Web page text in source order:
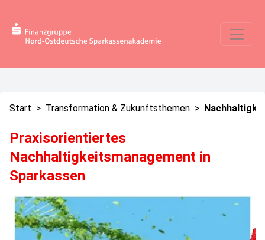
Start > Transformation & Zukunftsthemen >
Praxisorientiertes
Nachhaltigkeitsmanagement in
Sparkassen